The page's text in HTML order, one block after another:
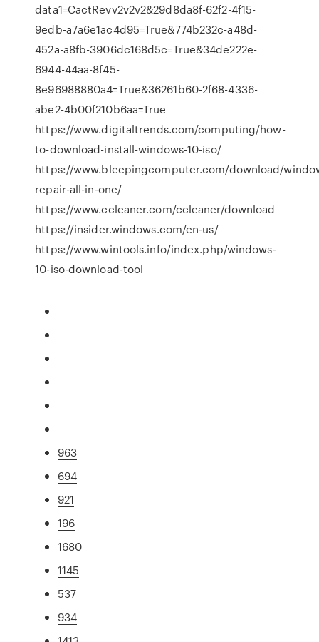
data1=CactRevv2v2v2&29d8da8f-62f2-4f15-
9edb-a7a6e1ac4d95=True&774b232c-a48d-
452a-a8fb-3906dc168d5c=True&34de222e-
6944-44aa-8f45-
8e96988880a4=True&36261b60-2f68-4336-
abe2-4b00f210b6aa=True
https://www.digitaltrends.com/computing/how-
to-download-install-windows-10-iso/
https://www.bleepingcomputer.com/download/
repair-all-in-one/
https://www.ccleaner.com/ccleaner/download
https://insider.windows.com/en-us/
https://www.wintools.info/index.php/windows-
10-iso-download-tool
963
694
921
196
1680
1145
537
934